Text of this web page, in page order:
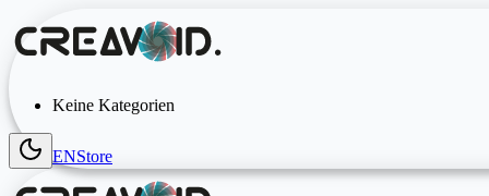
Keine Kategorien
ENStore